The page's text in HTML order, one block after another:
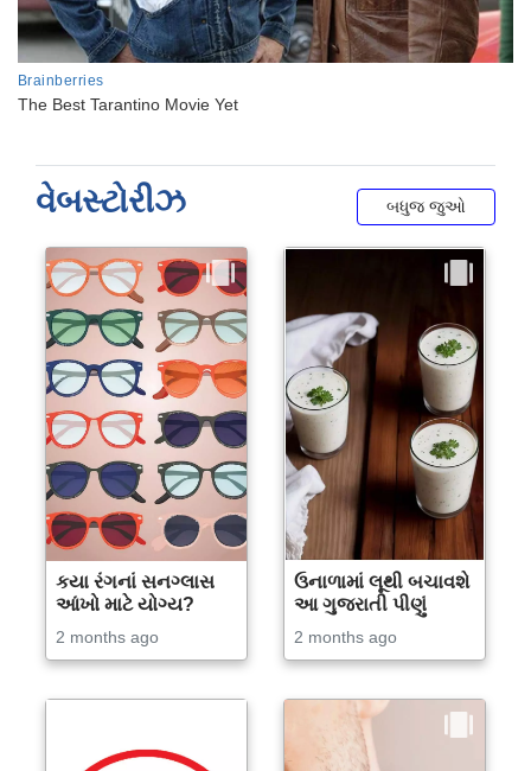
વેબસ્ટોરીઝ બધુજ જુઓ
કયા રંગનાં સનગ્લાસ
આંખો માટે યોગ્ય?
2 months ago
ઉનાળામાં લૂથી બચાવશે
આ ગુજરાતી પીણું
2 months ago